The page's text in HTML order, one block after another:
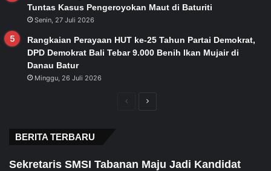
Tuntas Kasus Pengeroyokan Maut di Baturiti
Senin, 27 Juli 2026
Rangkaian Perayaan HUT ke-25 Tahun Partai Demokrat,
DPD Demokrat Bali Tebar 9.000 Benih Ikan Mujair di
Danau Batur
Minggu, 26 Juli 2026
PreviousNext
BERITA TERBARU
Sekretaris SMSI Tabanan Maju Jadi Kandidat